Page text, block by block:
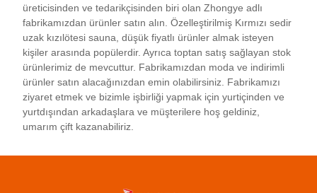
üreticisinden ve tedarikçisinden biri olan Zhongye adlı
fabrikamızdan ürünler satın alın. Özelleştirilmiş Kırmızı sedir
uzak kızılötesi sauna, düşük fiyatlı ürünler almak isteyen
kişiler arasında popülerdir. Ayrıca toptan satış sağlayan stok
ürünlerimiz de mevcuttur. Fabrikamızdan moda ve indirimli
ürünler satın alacağınızdan emin olabilirsiniz. Fabrikamızı
ziyaret etmek ve bizimle işbirliği yapmak için yurtiçinden ve
yurtdışından arkadaşlara ve müşterilere hoş geldiniz,
umarım çift kazanabiliriz.